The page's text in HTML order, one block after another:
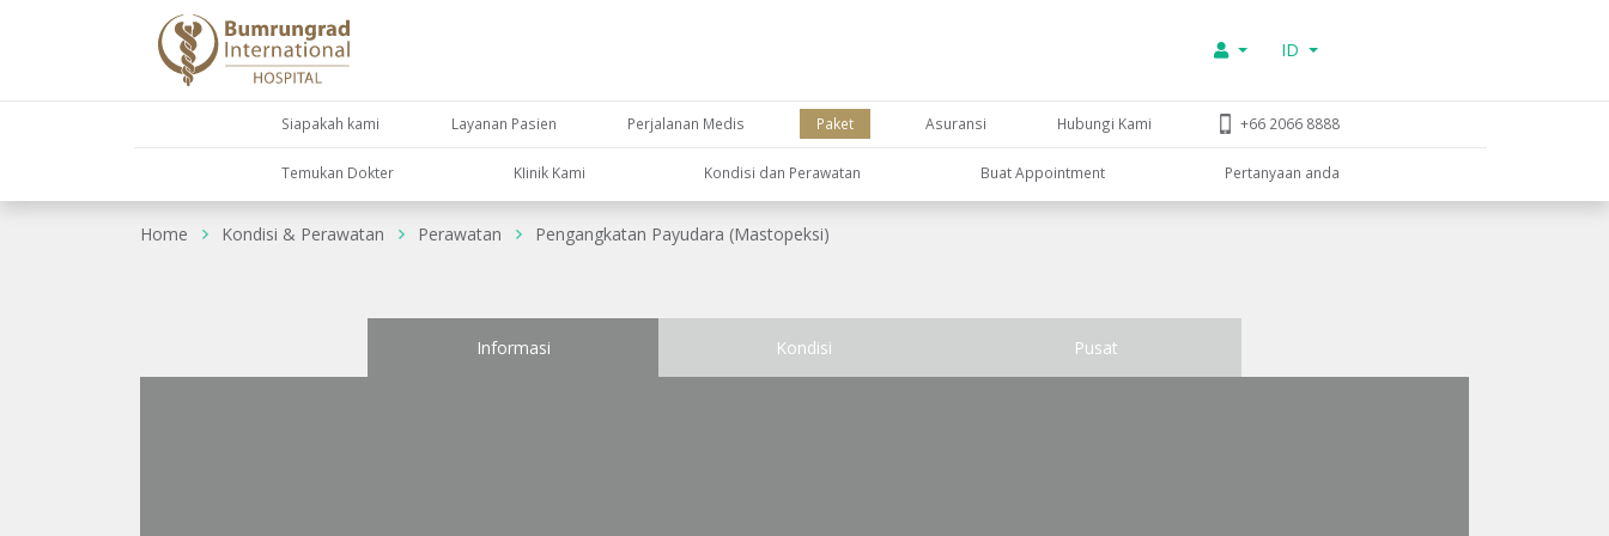
ID
Siapakah kami Layanan Pasien Perjalanan Medis Paket Asuransi Hubungi Kami +66 2066 8888
Temukan Dokter KIinik Kami Kondisi dan Perawatan Buat Appointment Pertanyaan anda
Home Kondisi & Perawatan Perawatan Pengangkatan Payudara (Mastopeksi)
Informasi Kondisi Pusat